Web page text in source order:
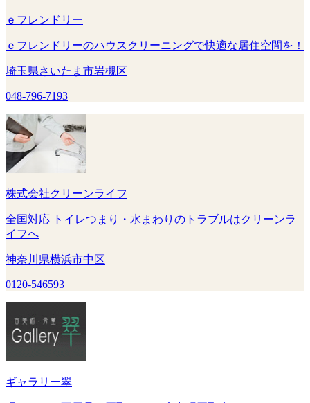
ｅフレンドリー
ｅフレンドリーのハウスクリーニングで快適な居住空間を！
埼玉県さいたま市岩槻区
048-796-7193
株式会社クリーンライフ
全国対応 トイレつまり・水まわりのトラブルはクリーンラ
イフへ
神奈川県横浜市中区
0120-546593
ギャラリー翠